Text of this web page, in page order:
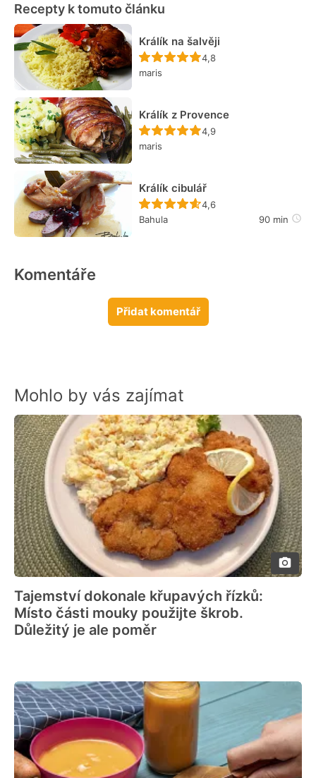
Recepty k tomuto článku
Králík na šalvěji
Recept ještě nebyl
4,8
maris
Králík z Provence
Recept ještě nebyl
4,9
maris
Králík cibulář
Recept ještě nebyl
4,6
Bahula
90 min
Komentáře
Přidat komentář
Mohlo by vás zajímat
Tajemství dokonale křupavých řízků:
Místo části mouky použijte škrob.
Důležitý je ale poměr